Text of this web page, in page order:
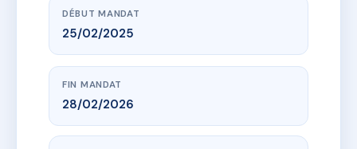
DÉBUT MANDAT
25/02/2025
FIN MANDAT
28/02/2026